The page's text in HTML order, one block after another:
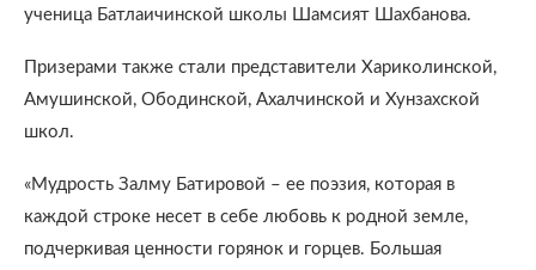
ученица Батлаичинской школы Шамсият Шахбанова.
Призерами также стали представители Хариколинской,
Амушинской, Ободинской, Ахалчинской и Хунзахской
школ.
«Мудрость Залму Батировой – ее поэзия, которая в
каждой строке несет в себе любовь к родной земле,
подчеркивая ценности горянок и горцев. Большая